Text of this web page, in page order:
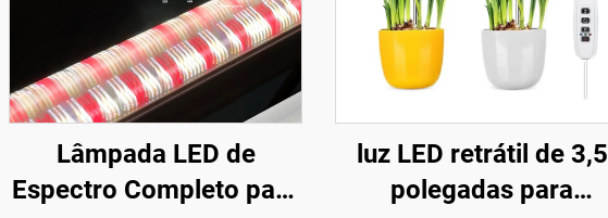
Lâmpada LED de
Espectro Completo para
luz LED retrátil de 3,5
polegadas para